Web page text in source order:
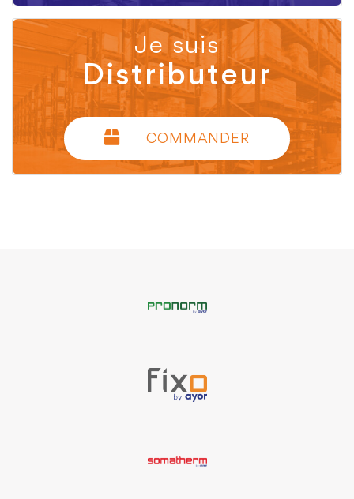
Je suis
Distributeur
COMMANDER